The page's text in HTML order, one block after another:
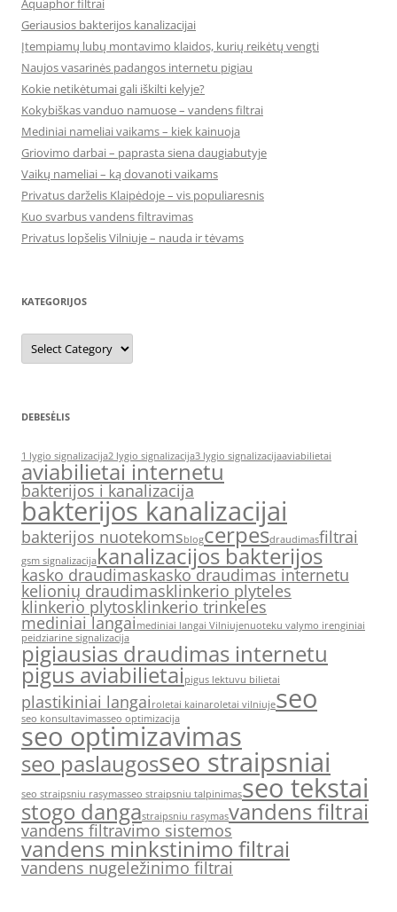
Aquaphor filtrai
Geriausios bakterijos kanalizacijai
Įtempiamų lubų montavimo klaidos, kurių reikėtų vengti
Naujos vasarinės padangos internetu pigiau
Kokie netikėtumai gali iškilti kelyje?
Kokybiškas vanduo namuose – vandens filtrai
Mediniai nameliai vaikams – kiek kainuoja
Griovimo darbai – paprasta siena daugiabutyje
Vaikų nameliai – ką dovanoti vaikams
Privatus darželis Klaipėdoje – vis populiaresnis
Kuo svarbus vandens filtravimas
Privatus lopšelis Vilniuje – nauda ir tėvams
KATEGORIJOS
Kategorijos
DEBESĖLIS
1 lygio signalizacija2 lygio signalizacija3 lygio signalizacijaaviabilietai
aviabilietai internetu
bakterijos i kanalizacija
bakterijos kanalizacijai
bakterijos nuotekomsblogcerpesdraudimasfiltrai
gsm signalizacijakanalizacijos bakterijos
kasko draudimaskasko draudimas internetu
kelionių draudimasklinkerio plyteles
klinkerio plytosklinkerio trinkeles
mediniai langai mediniai langai Vilniujenuoteku valymo irenginiai
peidziarine signalizacija
pigiausias draudimas internetu
pigus aviabilietaipigus lektuvu bilietai
plastikiniai langai roletai kainaroletai vilniujeseo
seo konsultavimasseo optimizacija
seo optimizavimas
seo paslaugosseo straipsniai
seo straipsniu rasymasseo straipsniu talpinimasseo tekstai
stogo dangastraipsniu rasymasvandens filtrai
vandens filtravimo sistemos
vandens minkstinimo filtrai
vandens nugeležinimo filtrai